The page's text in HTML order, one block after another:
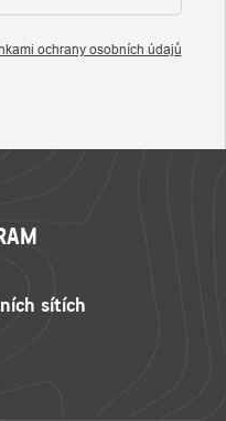
ochrany osobních údajů